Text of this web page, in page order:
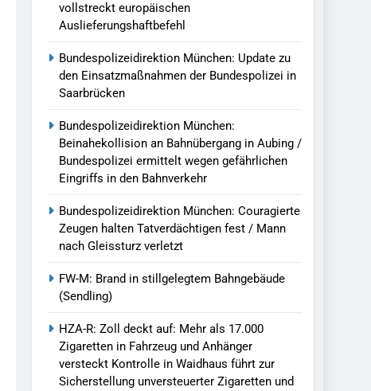
vollstreckt europäischen
Auslieferungshaftbefehl
Bundespolizeidirektion München: Update zu
den Einsatzmaßnahmen der Bundespolizei in
Saarbrücken
Bundespolizeidirektion München:
Beinahekollision an Bahnübergang in Aubing /
Bundespolizei ermittelt wegen gefährlichen
Eingriffs in den Bahnverkehr
Bundespolizeidirektion München: Couragierte
Zeugen halten Tatverdächtigen fest / Mann
nach Gleissturz verletzt
FW-M: Brand in stillgelegtem Bahngebäude
(Sendling)
HZA-R: Zoll deckt auf: Mehr als 17.000
Zigaretten in Fahrzeug und Anhänger
versteckt Kontrolle in Waidhaus führt zur
Sicherstellung unversteuerter Zigaretten und